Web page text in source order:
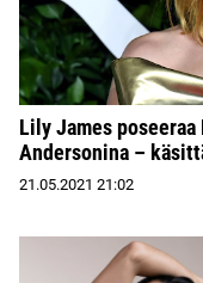
Lily James
Andersonina –
21.05.2021 21:02